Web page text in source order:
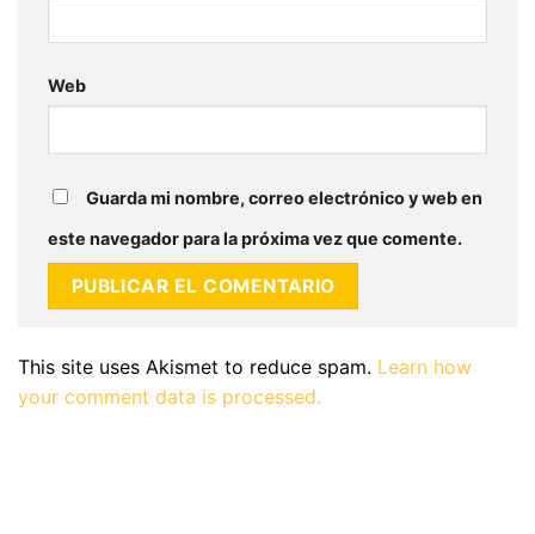
Web
Guarda mi nombre, correo electrónico y web en
este navegador para la próxima vez que comente.
This site uses Akismet to reduce spam. Learn how
your comment data is processed.